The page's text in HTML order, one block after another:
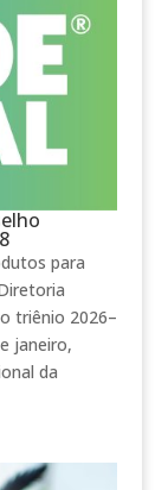
para
triênio 2026–
janeiro,
da